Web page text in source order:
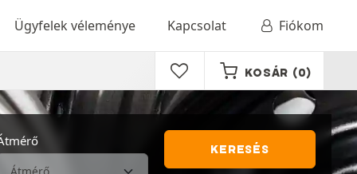
Ügyfelek véleménye Kapcsolat Fiókom
KOSÁR (0)
KERESÉS